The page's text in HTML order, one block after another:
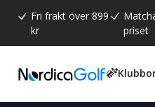
Fri frakt över 899
kr
priset